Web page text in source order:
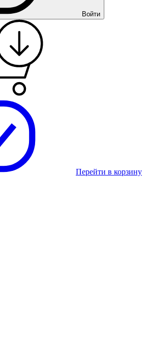
Войти
Перейти в корзину